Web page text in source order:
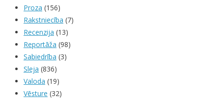
Proza (156)
Rakstniecība (7)
Recenzija (13)
Reportāža (98)
Sabiedrība (3)
Sleja (836)
Valoda (19)
Vēsture (32)